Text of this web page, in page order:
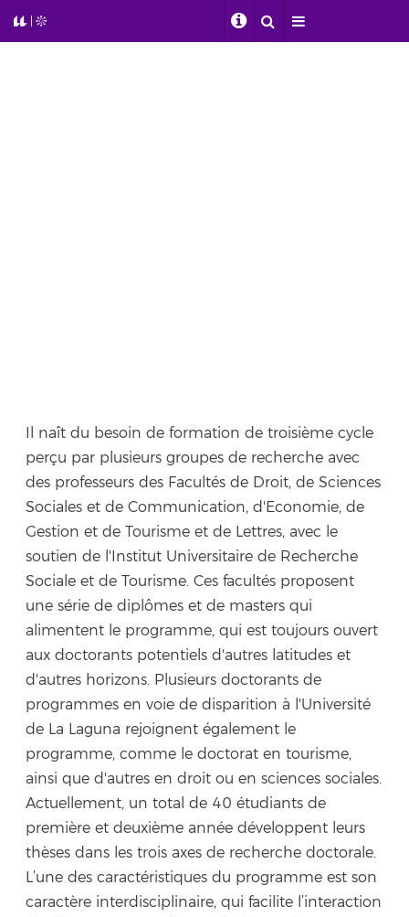
Il naît du besoin de formation de troisième cycle
perçu par plusieurs groupes de recherche avec
des professeurs des Facultés de Droit, de Sciences
Sociales et de Communication, d'Economie, de
Gestion et de Tourisme et de Lettres, avec le
soutien de l'Institut Universitaire de Recherche
Sociale et de Tourisme. Ces facultés proposent
une série de diplômes et de masters qui
alimentent le programme, qui est toujours ouvert
aux doctorants potentiels d'autres latitudes et
d'autres horizons. Plusieurs doctorants de
programmes en voie de disparition à l'Université
de La Laguna rejoignent également le
programme, comme le doctorat en tourisme,
ainsi que d'autres en droit ou en sciences sociales.
Actuellement, un total de 40 étudiants de
première et deuxième année développent leurs
thèses dans les trois axes de recherche doctorale.
L’une des caractéristiques du programme est son
caractère interdisciplinaire, qui facilite l’interaction